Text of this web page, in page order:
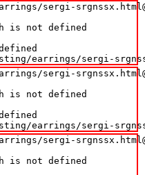
sergi-
is not defined
earrings/sergi-
sergi-
is not defined
earrings/sergi-
sergi-
is not defined